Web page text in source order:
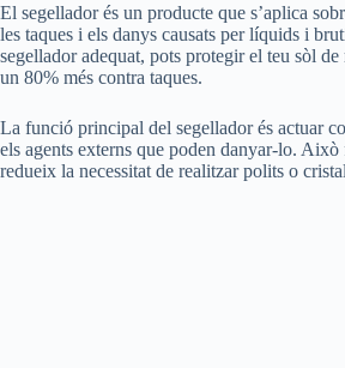
El segellador és un producte que s’aplica
les taques i els danys causats per líquids i
segellador adequat, pots protegir el teu sòl
un 80% més contra taques.
La funció principal del segellador és actuar
els agents externs que poden danyar-lo.
redueix la necessitat de realitzar polits o